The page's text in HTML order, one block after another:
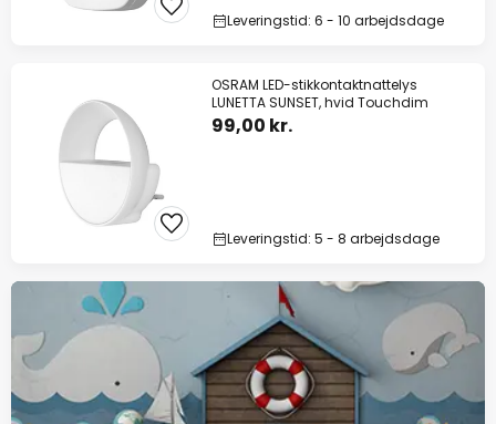
Leveringstid: 6 - 10 arbejdsdage
OSRAM LED-stikkontaktnattelys
LUNETTA SUNSET, hvid Touchdim
99,00 kr.
Leveringstid: 5 - 8 arbejdsdage